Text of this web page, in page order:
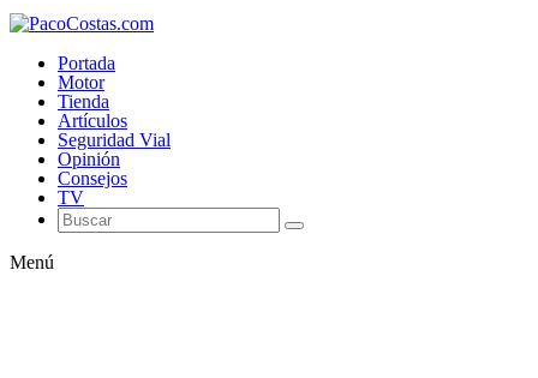
Portada
Motor
Tienda
Artículos
Seguridad Vial
Opinión
Consejos
TV
Menú